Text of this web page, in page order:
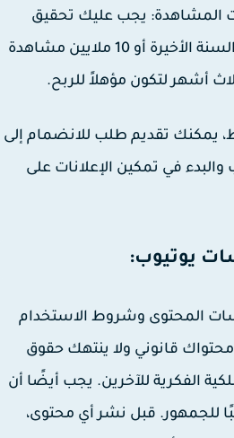
يجب عليك تحقيق
4000 ساعة مشاهدة في السنة الأخيرة أو 10 ملايين مشاهدة
أشهر لتكون مؤهلاً للربح.
تقديم طلب للانضمام إلى
في تمكين الإعلانات على
المحتوى وشروط الاستخدام
قانوني ولا ينتهك حقوق
الفكرية للآخرين. يجب أيضًا أن
قبل نشر أي محتوى،